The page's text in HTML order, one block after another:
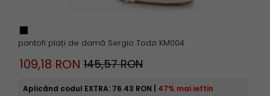
pantofi plați de damă Sergio Todzi KM004
109,18 RON 145,57 RON
Aplicând codul EXTRA: 76.43 RON 47% mai ieftin